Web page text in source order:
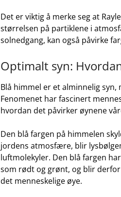
Det er viktig å⁣ merke seg at‌
størrelsen ‍på partiklene i
‍solnedgang, ⁣kan også påvirke
Optimalt‍ syn:
Blå ‌himmel er ⁤et⁢ alminnelig
Fenomenet har⁣ fascinert‍
hvordan‍ det påvirker øynene⁣
Den blå fargen på himmelen
jordens atmosfære,​ blir
luftmolekyler. ‍Den blå fargen
som rødt og grønt, og blir
det ‍menneskelige øye.